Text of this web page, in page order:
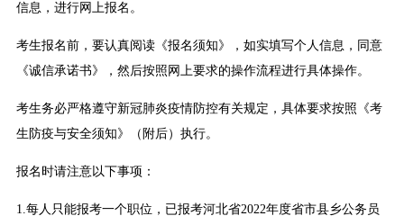
信息，进行网上报名。
考生报名前，要认真阅读《报名须知》，如实填写个人信息，同意
《诚信承诺书》，然后按照网上要求的操作流程进行具体操作。
考生务必严格遵守新冠肺炎疫情防控有关规定，具体要求按照《考
生防疫与安全须知》（附后）执行。
报名时请注意以下事项：
1.每人只能报考一个职位，已报考河北省2022年度省市县乡公务员